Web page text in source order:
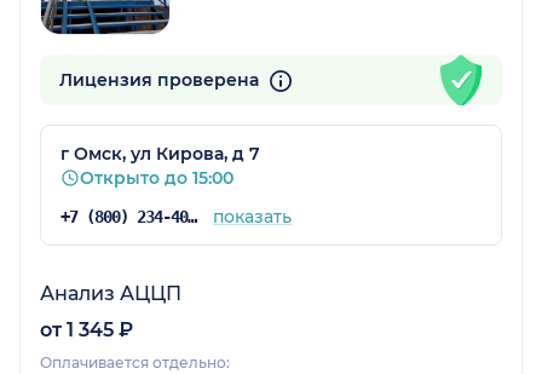
Лицензия проверена
г Омск, ул Кирова, д 7
Открыто до 15:00
+7 (800) 234-40-50 показать
Анализ АЦЦП
от 1 345 ₽
Оплачивается отдельно: